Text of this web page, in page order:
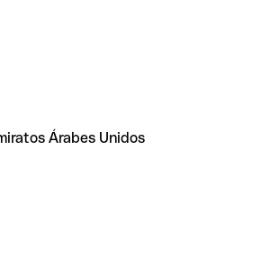
Árabes Unidos